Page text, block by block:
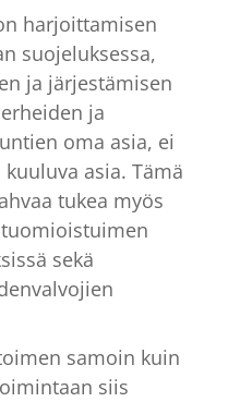
harjoittamisen
suojeluksessa,
ja järjestämisen
ja
oma asia, ei
asia. Tämä
tukea myös
sekä
samoin kuin
siis